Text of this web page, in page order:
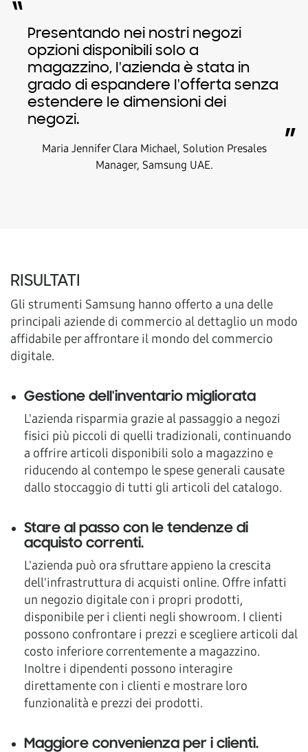
“ Presentando nei nostri negozi
opzioni disponibili solo a
magazzino, l'azienda è stata in
grado di espandere l'offerta senza
estendere le dimensioni dei
negozi.
Maria Jennifer Clara Michael, Solution Presales
Manager, Samsung UAE.
”
RISULTATI
Gli strumenti Samsung hanno offerto a una delle
principali aziende di commercio al dettaglio un modo
affidabile per affrontare il mondo del commercio
digitale.
Gestione dell'inventario migliorata
L'azienda risparmia grazie al passaggio a negozi
fisici più piccoli di quelli tradizionali, continuando
a offrire articoli disponibili solo a magazzino e
riducendo al contempo le spese generali causate
dallo stoccaggio di tutti gli articoli del catalogo.
Stare al passo con le tendenze di
acquisto correnti.
L'azienda può ora sfruttare appieno la crescita
dell'infrastruttura di acquisti online. Offre infatti
un negozio digitale con i propri prodotti,
disponibile per i clienti negli showroom. I clienti
possono confrontare i prezzi e scegliere articoli dal
costo inferiore correntemente a magazzino.
Inoltre i dipendenti possono interagire
direttamente con i clienti e mostrare loro
funzionalità e prezzi dei prodotti.
Maggiore convenienza per i clienti.